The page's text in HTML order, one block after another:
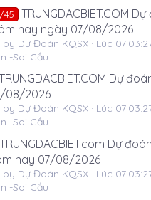
45
TRUNGDACBIET.COM
nay ngày 07/08/2026
Dự Đoán KQSX Lúc
-Soi Cầu
Dự
08/2026
Dự Đoán KQSX Lúc
-Soi Cầu
TRUNGDACBIET.com Dự
nay 07/08/2026
Dự Đoán KQSX Lúc
-Soi Cầu